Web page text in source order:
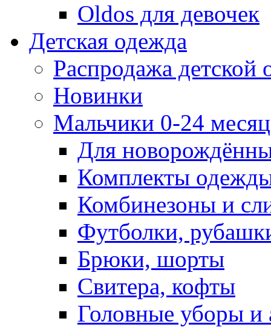
Oldos для девочек
Детская одежда
Распродажа детской
Новинки
Мальчики 0-24
Для
Комплекты
Комбинезоны и
Футболки,
Брюки, шорты
Свитера, кофты
Головные уборы и